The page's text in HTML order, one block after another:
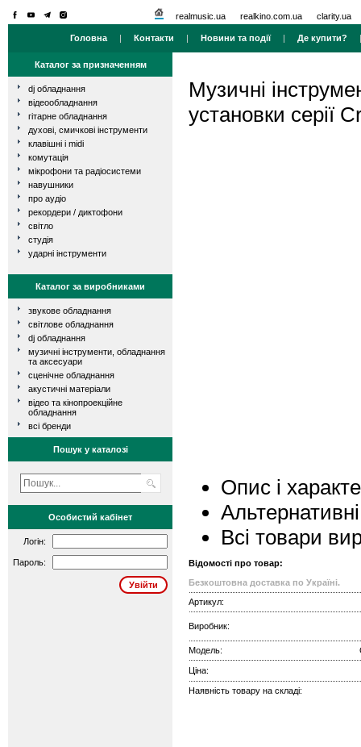
realmusic.ua realkino.com.ua clarity.ua
Головна | Контакти | Новини та події| Де купити?
Каталог за призначенням
dj обладнання
відеообладнання
гітарне обладнання
духові, смичкові інструменти
клавішні і midi
комутація
мікрофони та радіосистеми
навушники
про аудіо
рекордери / диктофони
світло
студія
ударні інструменти
Каталог за виробниками
звукове обладнання
світлове обладнання
dj обладнання
музичні інструменти, обладнання
та аксесуари
сценічне обладнання
акустичні матеріали
відео та кінопроекційне
обладнання
всі бренди
Пошук у каталозі
Особистий кабінет
Логін:
Пароль:
Музичні
установки серії
Опис і
Всі товари
Відомості про товар:
Безкоштовна доставка по Україні.
Артикул:
Виробник:
Модель:
Ціна:
Наявність товару на складі: